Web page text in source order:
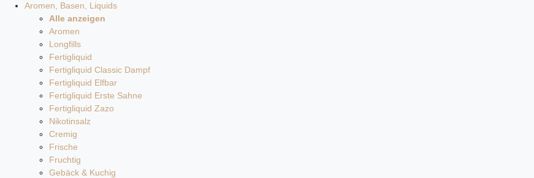
Aromen, Basen, Liquids
Alle anzeigen
Aromen
Longfills
Fertigliquid
Fertigliquid Classic Dampf
Fertigliquid Elfbar
Fertigliquid Erste Sahne
Fertigliquid Zazo
Nikotinsalz
Cremig
Frische
Fruchtig
Gebäck & Kuchig